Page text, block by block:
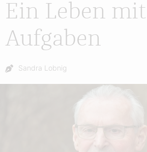
Ein Leben
Aufgaben
Autor:
Sandra Lobnig